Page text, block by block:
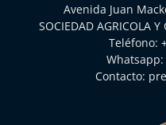
Avenida Juan
SOCIEDAD AGRICOLA
Teléfono:
Whatsapp:
Contacto: